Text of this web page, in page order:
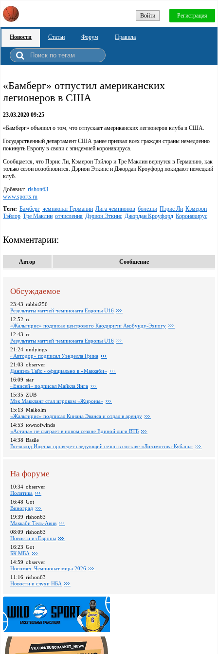
Войти Регистрация
Новости Статьи Форум Правила
«Бамберг» отпустил американских
легионеров в США
23.03.2020 09:25
«Бамберг» объявил о том, что отпускает американских легионеров клуба в США.
Государственный департамент США ранее призвал всех граждан страны немедленно
покинуть Европу в связи с эпидемией коронавируса.
Сообщается, что Пэрис Ли, Кэмерон Тэйлор и Тре Маклин вернутся в Германию, как
только сезон возобновится. Дэрион Эткинс и Джордан Кроуфорд покидают немецкий
клуб.
Добавил: rishon63
www.sports.ru
Теги: Бамберг чемпионат Германии Лига чемпионов болезни Пэрис Ли Кэмерон
Тэйлор Тре Маклин отчисления Дэрион Эткинс Джордан Кроуфорд Коронавирус
Комментарии:
Автор Сообщение
Обсуждаемое
23:43 rabbit256
Pезультаты матчей чемпионата Европы U16
12:52 rc
«Жальгирис» подписал центрового Каодиричи Акобунду-Эхиогу
12:43 rc
Pезультаты матчей чемпионата Европы U16
21:24 undyings
«Автодор» подписал Уэнделла Грина
21:03 observer
Даниэль Тайс - официально в «Маккаби»
16:09 star
«Енисей» подписал Майкла Янга
15:35 ZUB
Мэк Маккланг стал игроком «Жироны»
15:13 Malkolm
«Жальгирис» подписал Кинана Эванса и отдал в аренду
14:53 townofwinds
«Астана» не сыграет в новом сезоне Единой лиги ВТБ
14:38 Basile
Всеволод Ищенко проведет следующий сезон в составе «Локомотива-Кубань»
На форуме
10:34 observer
Политика
16:48 Got
Виноград
19:39 rishon63
Маккаби Тель-Авив
08:09 rishon63
Новости из Европы
16:23 Got
БК МБА
14:59 observer
Ногомяч: Чемпионат мира 2026
11:16 rishon63
Новости и слухи НБА